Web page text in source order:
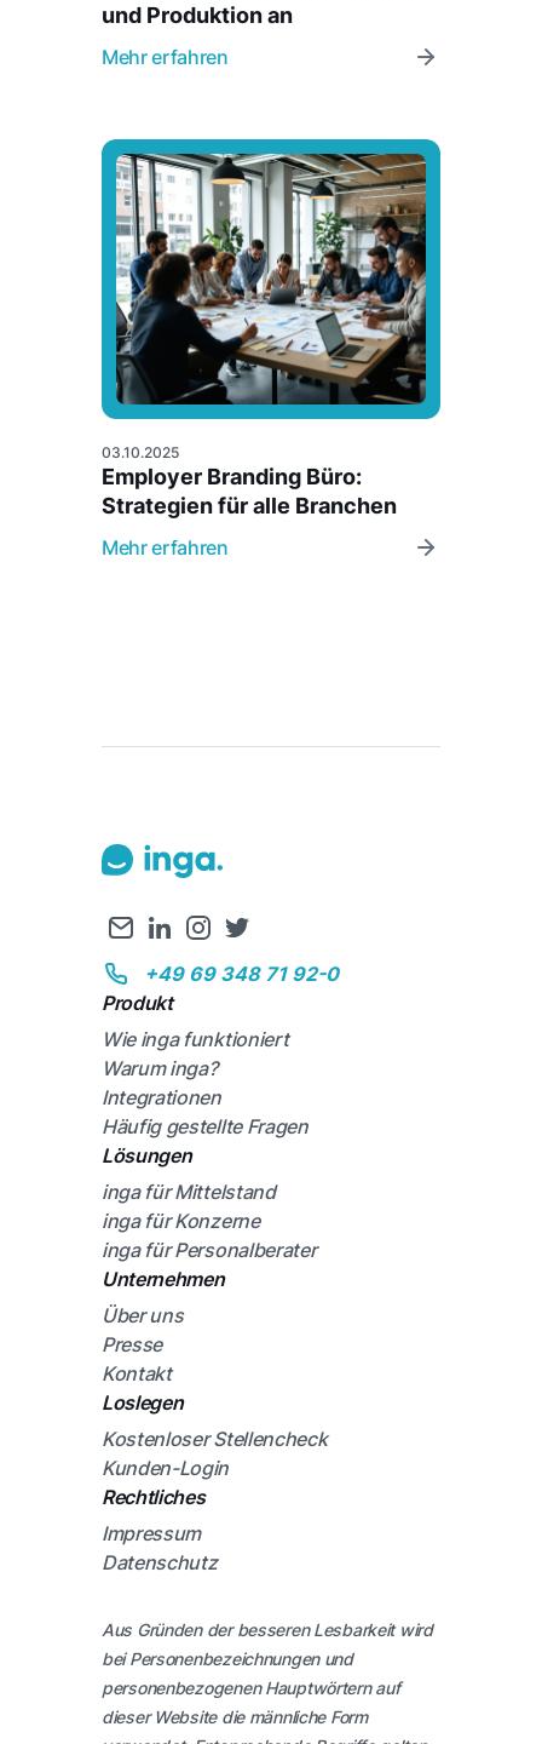
und Produktion an
Mehr erfahren
03.10.2025
Employer Branding Büro:
Strategien für alle Branchen
Mehr erfahren
+49 69 348 71 92-0
Produkt
Wie inga funktioniert
Warum inga?
Integrationen
Häufig gestellte Fragen
Lösungen
inga für Mittelstand
inga für Konzerne
inga für Personalberater
Unternehmen
Über uns
Presse
Kontakt
Loslegen
Kostenloser Stellencheck
Kunden-Login
Rechtliches
Impressum
Datenschutz
Aus Gründen der besseren Lesbarkeit wird
bei Personenbezeichnungen und
personenbezogenen Hauptwörtern auf
dieser Website die männliche Form